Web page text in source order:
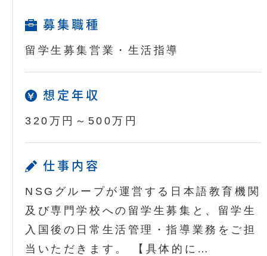
募集職種
留学生募集営業・生活指導
想定年収
320万円～500万円
仕事内容
NSGグループが運営する日本語教育機関
及び専門学校への留学生募集と、留学生
入国後の日常生活管理・指導業務をご担
当いただきます。 【具体的に…